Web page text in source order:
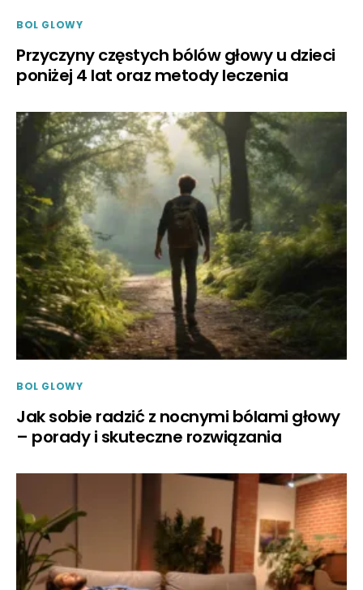
BOL GLOWY
Przyczyny częstych bólów głowy u dzieci
poniżej 4 lat oraz metody leczenia
BOL GLOWY
Jak sobie radzić z nocnymi bólami głowy
– porady i skuteczne rozwiązania